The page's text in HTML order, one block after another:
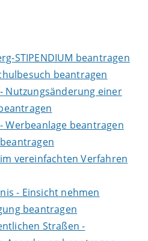
STIPENDIUM beantragen
beantragen
Nutzungsänderung einer
Werbeanlage beantragen
vereinfachten Verfahren
- Einsicht nehmen
beantragen
Straßen -